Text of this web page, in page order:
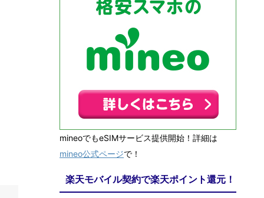
mineoでもeSIMサービス提供開始！詳細は
mineo公式ページで！
楽天モバイル契約で楽天ポイント還元！